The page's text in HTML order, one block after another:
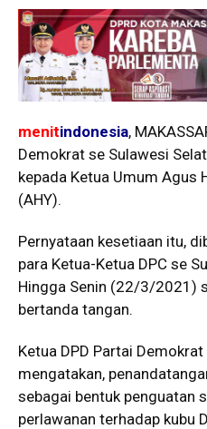
menitindonesia,
Demokrat se Sulawesi
kepada Ketua Umum Agus
(AHY).
Pernyataan kesetiaan itu,
para Ketua-Ketua DPC se
Hingga Senin (22/3/2021)
bertanda tangan.
Ketua DPD Partai
mengatakan,
sebagai bentuk penguatan
perlawanan terhadap kubu